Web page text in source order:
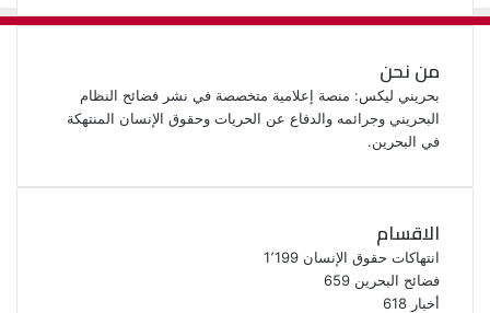
من نحن
بحريني ليكس: منصة إعلامية متخصصة في نشر فضائح النظام
البحريني وجرائمه والدفاع عن الحريات وحقوق الإنسان المنتهكة
في البحرين.
الاقسام
انتهاكات حقوق الإنسان 1٬199
فضائح البحرين 659
أخبار 618